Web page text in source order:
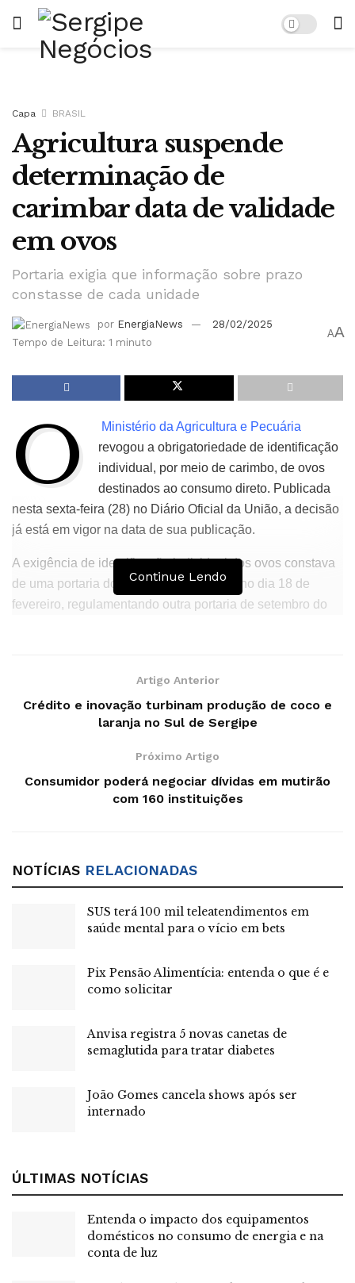
Capa BRASIL
Agricultura suspende
determinação de
carimbar data de validade
em ovos
Portaria exigia que informação sobre prazo
constasse de cada unidade
por EnergiaNews
28/02/2025
Tempo de Leitura: 1 minuto
AA
O
Ministério da Agricultura e Pecuária
revogou a obrigatoriedade de identificação
individual, por meio de carimbo, de ovos
destinados ao consumo direto. Publicada
nesta sexta-feira (28) no Diário Oficial da União, a decisão
já está em vigor na data de sua publicação.
A exigência de identificação individual dos ovos constava
de uma portaria do ministério, publicada no dia 18 de
fevereiro, regulamentando outra portaria de setembro do
A norma determinava que cada ovo comercializado
trouxesse informações como a data de validade e número
de registro do estabelecimento produtor.
“A decisão de revogar a medida referente à validade dos
ovos tem como objetivo aprofundar o debate com a
sociedade civil e o setor produtivo sobre a oportunidade e
Leia também:Sergas impulsiona produção da Altenburg
com gás natural
Continue Lendo
Artigo Anterior
Crédito e inovação turbinam produção de coco e
laranja no Sul de Sergipe
Próximo Artigo
Consumidor poderá negociar dívidas em mutirão
com 160 instituições
NOTÍCIAS RELACIONADAS
SUS terá 100 mil teleatendimentos em
saúde mental para o vício em bets
Pix Pensão Alimentícia: entenda o que é e
como solicitar
Anvisa registra 5 novas canetas de
semaglutida para tratar diabetes
João Gomes cancela shows após ser
internado
ÚLTIMAS NOTÍCIAS
Entenda o impacto dos equipamentos
domésticos no consumo de energia e na
conta de luz